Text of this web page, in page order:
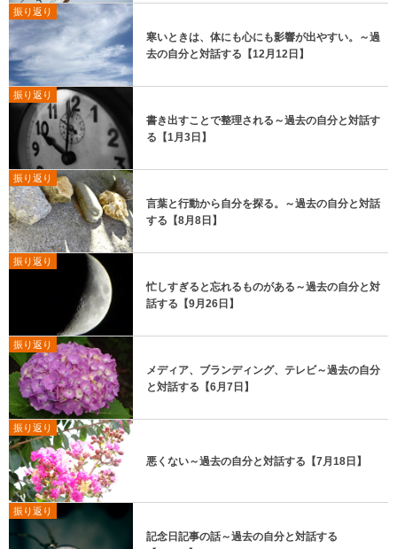
振り返り
寒いときは、体にも心にも影響が出やすい。～過
去の自分と対話する【12月12日】
振り返り
書き出すことで整理される～過去の自分と対話す
る【1月3日】
振り返り
言葉と行動から自分を探る。～過去の自分と対話
する【8月8日】
振り返り
忙しすぎると忘れるものがある～過去の自分と対
話する【9月26日】
振り返り
メディア、ブランディング、テレビ～過去の自分
と対話する【6月7日】
振り返り
悪くない～過去の自分と対話する【7月18日】
振り返り
記念日記事の話～過去の自分と対話する